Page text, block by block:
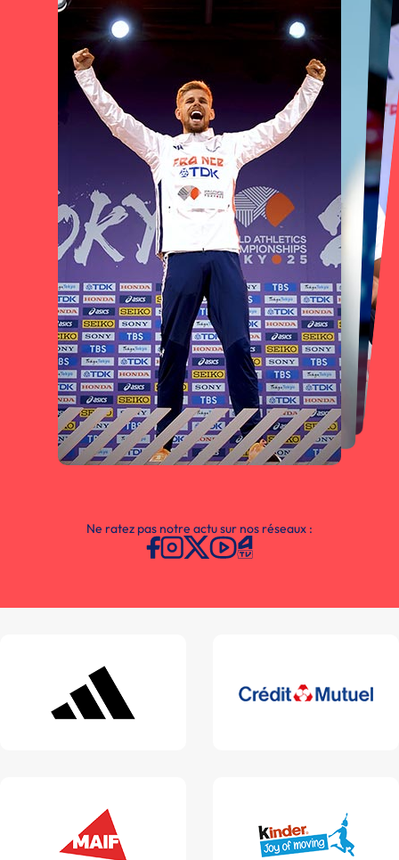
Ne ratez pas notre actu sur nos réseaux :